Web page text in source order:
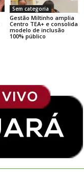
Sem categoria
Gestão Miltinho amplia
Centro TEA+ e consolida
modelo de inclusão
100% público